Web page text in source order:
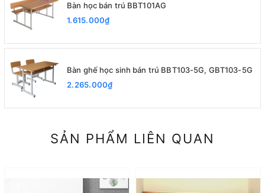
Bàn học bán trú BBT101AG
1.615.000₫
Bàn ghế học sinh bán trú BBT103-5G, GBT103-5G
2.265.000₫
SẢN PHẨM LIÊN QUAN